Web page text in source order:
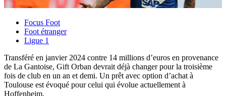
Focus Foot
Foot étranger
Ligue 1
Transféré en janvier 2024 contre 14 millions d’euros en provenance
de La Gantoise, Gift Orban devrait déjà changer pour la troisième
fois de club en un an et demi. Un prêt avec option d’achat à
Toulouse est évoqué pour celui qui évolue actuellement à
Hoffenheim.